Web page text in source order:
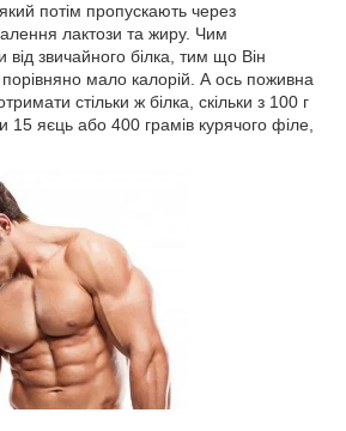
потім пропускають через
лактози та жиру. Чим
від звичайного білка, тим що Він
мало калорій. А ось поживна
стільки ж білка, скільки з 100 г
15 яєць або 400 грамів курячого філе,